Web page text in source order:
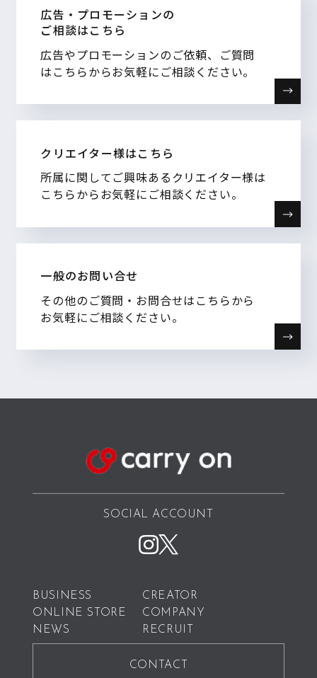
広告・プロモーションの
ご相談はこちら
広告やプロモーションのご依頼、ご質問
はこちらからお気軽にご相談ください。
クリエイター様はこちら
所属に関してご興味あるクリエイター様は
こちらからお気軽にご相談ください。
一般のお問い合せ
その他のご質問・お問合せはこちらから
お気軽にご相談ください。
SOCIAL ACCOUNT
BUSINESS
CREATOR
ONLINE STORE
COMPANY
NEWS
RECRUIT
CONTACT